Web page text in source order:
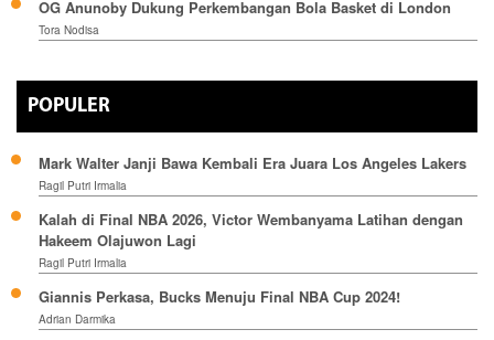
OG Anunoby Dukung Perkembangan Bola Basket di London
Tora Nodisa
POPULER
Mark Walter Janji Bawa Kembali Era Juara Los Angeles Lakers
Ragil Putri Irmalia
Kalah di Final NBA 2026, Victor Wembanyama Latihan dengan
Hakeem Olajuwon Lagi
Ragil Putri Irmalia
Giannis Perkasa, Bucks Menuju Final NBA Cup 2024!
Adrian Darmika